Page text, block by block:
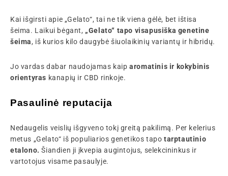
Kai išgirsti apie „Gelato“, tai ne tik viena gėlė, bet ištisa
šeima. Laikui bėgant, „Gelato“ tapo visapusiška genetine
šeima, iš kurios kilo daugybė šiuolaikinių variantų ir hibridų.
Jo vardas dabar naudojamas kaiparomatinis ir kokybinis
orientyras kanapių ir CBD rinkoje.
Pasaulinė reputacija
Nedaugelis veislių išgyveno tokį greitą pakilimą. Per kelerius
metus „Gelato“ iš populiarios genetikos tapo tarptautinio
etalono.Šiandien ji įkvepia augintojus, selekcininkus ir
vartotojus visame pasaulyje.